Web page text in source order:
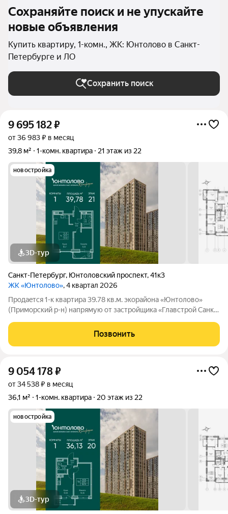
Сохраняйте поиск и не упускайте
новые объявления
Купить квартиру, 1-комн., ЖК: Юнтолово в Санкт-
Петербурге и ЛО
Сохранить поиск
9 695 182₽
от 36 983 ₽ в месяц
39,8 м²
1-комн. квартира 21 этаж из 22
новостройка
3D-тур
Санкт-Петербург, Юнтоловский проспект,41к3
ЖК «Юнтолово», 4 квартал 2026
Продаeтся 1-к квартира 39.78 кв.м. экорайона «Юнтолово»
(Приморский р-н) напрямую от застройщика «Главстрой Санкт-
и спецпредложения. Стоимость квартиры в объявлении
указaнa co cкидкой. О
Позвонить
9 054 178₽
от 34 538 ₽ в месяц
36,1 м²
1-комн. квартира 20 этаж из 22
новостройка
3D-тур